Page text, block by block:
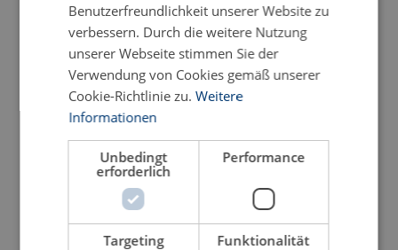
Benutzerfreundlichkeit unserer Website zu
verbessern. Durch die weitere Nutzung
unserer Webseite stimmen Sie der
Verwendung von Cookies gemäß unserer
Cookie-Richtlinie zu. Weitere
Informationen
Unbedingt
erforderlich
Performance
Targeting Funktionalität